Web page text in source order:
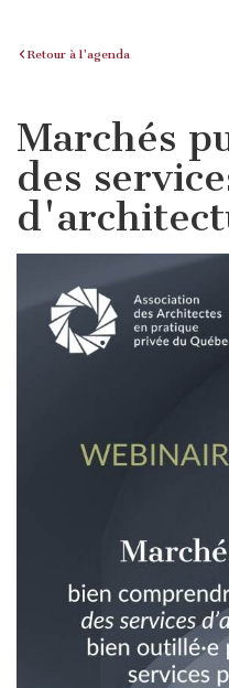
Retour à l'agenda
Marchés
des